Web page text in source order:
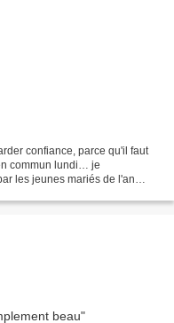
confiance, parce qu'il faut
commun lundi… je
les jeunes mariés de l'an